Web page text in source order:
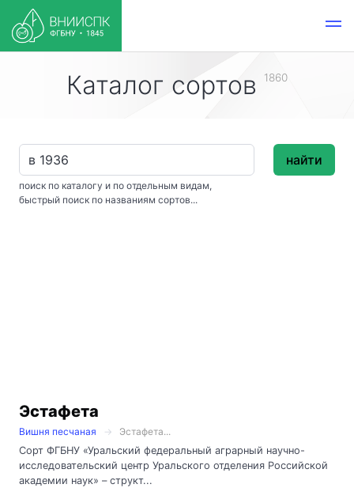
Каталог сортов 1860
поиск по каталогу и по отдельным видам,
быстрый поиск по названиям сортов...
найти
Эстафета
Вишня песчаная
Эстафета...
Сорт ФГБНУ «Уральский федеральный аграрный научно-
исследовательский центр Уральского отделения Российской
академии наук» – структ...